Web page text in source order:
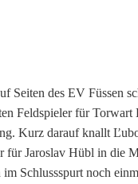
Seiten des EV Füssen
Feldspieler für Torwart
Kurz darauf knallt
für Jaroslav Hübl in die
im Schlussspurt noch